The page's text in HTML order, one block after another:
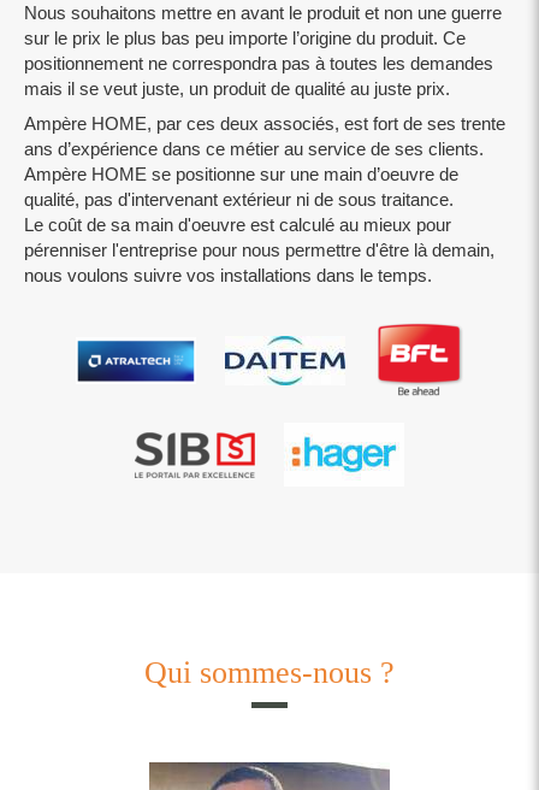
Nous souhaitons mettre en avant le produit et non une guerre
sur le prix le plus bas peu importe l’origine du produit. Ce
positionnement ne correspondra pas à toutes les demandes
mais il se veut juste, un produit de qualité au juste prix.
Ampère HOME, par ces deux associés, est fort de ses trente
ans d’expérience dans ce métier au service de ses clients.
Ampère HOME se positionne sur une main d’oeuvre de
qualité, pas d'intervenant extérieur ni de sous traitance.
Le coût de sa main d'oeuvre est calculé au mieux pour
pérenniser l'entreprise pour nous permettre d'être là demain,
nous voulons suivre vos installations dans le temps.
Qui sommes-nous ?